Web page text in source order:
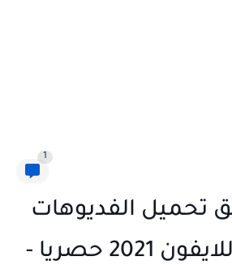
1
تحميل الفديوهات
من يوتيوب للايفون 2021 حصريا -